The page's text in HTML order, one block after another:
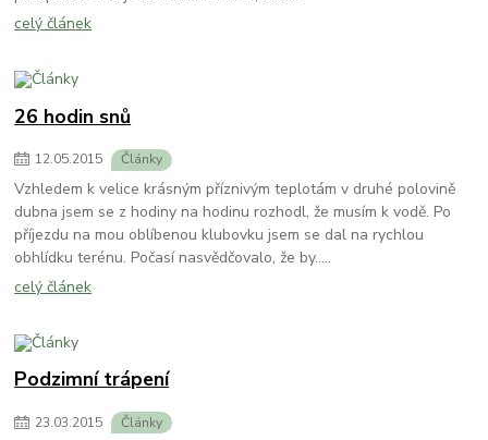
celý článek
26 hodin snů
12.05.2015 Články
Vzhledem k velice krásným příznivým teplotám v druhé polovině
dubna jsem se z hodiny na hodinu rozhodl, že musím k vodě. Po
příjezdu na mou oblíbenou klubovku jsem se dal na rychlou
obhlídku terénu. Počasí nasvědčovalo, že by.....
celý článek
Podzimní trápení
23.03.2015 Články